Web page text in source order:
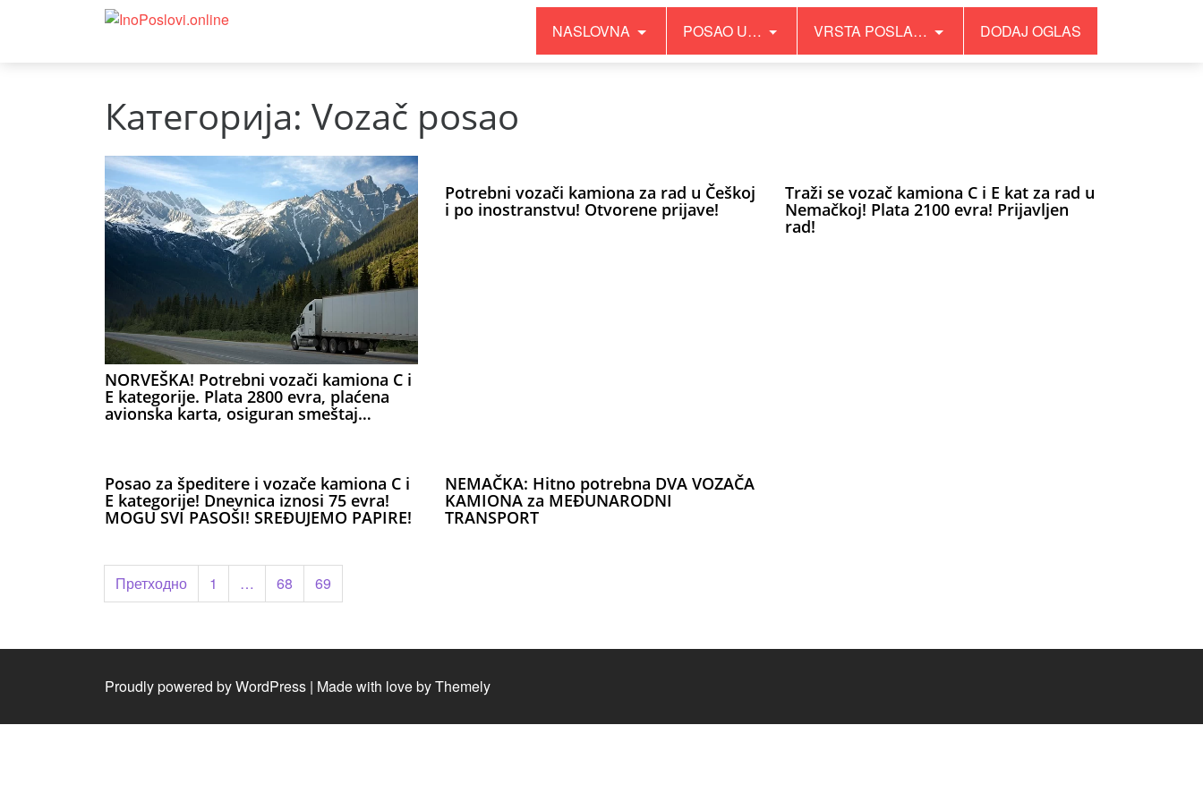
NASLOVNA POSAO U… VRSTA POSLA… DODAJ OGLAS
Категорија: Vozač posao
NORVEŠKA! Potrebni vozači kamiona C i
E kategorije. Plata 2800 evra, plaćena
avionska karta, osiguran smeštaj…
Potrebni vozači kamiona za rad u Češkoj
i po inostranstvu! Otvorene prijave!
Traži se vozač kamiona C i E kat za rad u
Nemačkoj! Plata 2100 evra! Prijavljen
rad!
Posao za špeditere i vozače kamiona C i
E kategorije! Dnevnica iznosi 75 evra!
MOGU SVI PASOŠI! SREĐUJEMO PAPIRE!
NEMAČKA: Hitno potrebna DVA VOZAČA
KAMIONA za MEĐUNARODNI
TRANSPORT
Пагинација
чланака
Претходно 1 … 68 69
Proudly powered by WordPress | Made with love byThemely